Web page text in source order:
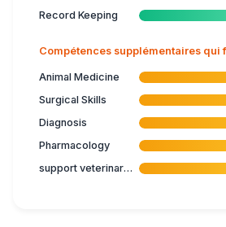
Record Keeping
Compétences supplémentaires qui
Animal Medicine
Surgical Skills
Diagnosis
Pharmacology
support veterinary diagnostic procedures